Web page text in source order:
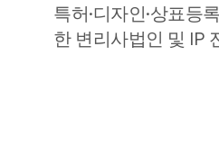
특허·디자인·상표등
한 변리사법인 및 IP